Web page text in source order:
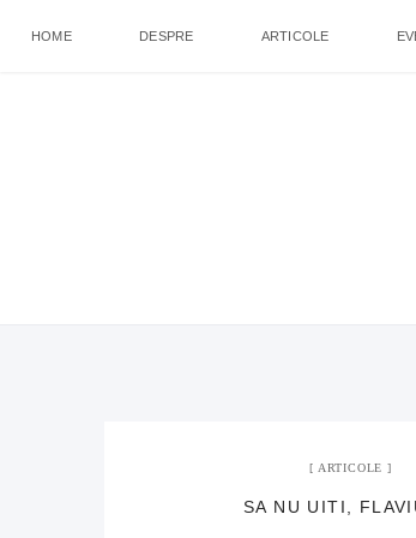
HOME DESPRE ARTICOLE
ARTICOLE
SA NU UITI,